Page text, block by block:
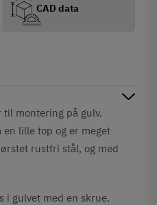
montering på gulv.
en lille top og er meget
rustfri stål, og med
i gulvet med en skrue.
CAD data